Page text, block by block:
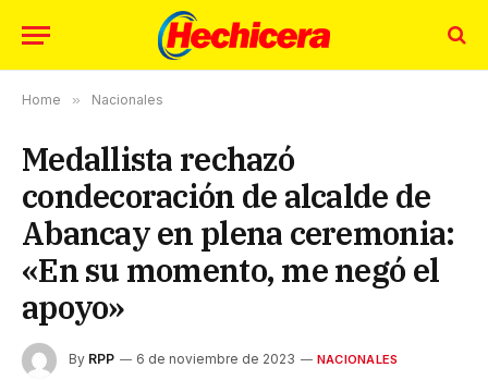
Home » Nacionales
Medallista rechazó
condecoración de alcalde de
Abancay en plena ceremonia:
«En su momento, me negó el
apoyo»
By RPP 6 de noviembre de 2023 NACIONALES